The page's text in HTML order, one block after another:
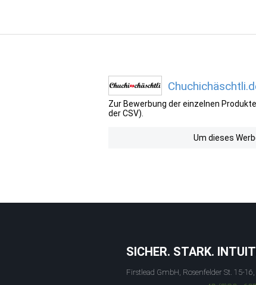
Zur Bewerbung der einzelnen
der CSV).
Um dieses
SICHER. STARK.
Firstlead GmbH, Rosenfelder St. 15-